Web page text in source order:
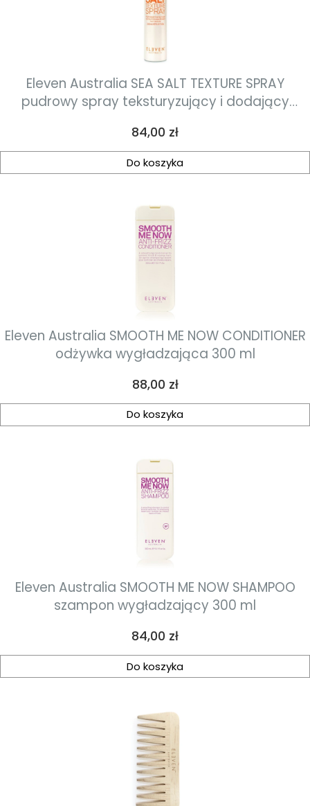
Eleven Australia SEA SALT TEXTURE SPRAY
pudrowy spray teksturyzujący i dodający
Cena
84,00 zł
Do koszyka
Eleven Australia SMOOTH ME NOW CONDITIONER
odżywka wygładzająca 300 ml
Cena
88,00 zł
Do koszyka
Eleven Australia SMOOTH ME NOW SHAMPOO
szampon wygładzający 300 ml
Cena
84,00 zł
Do koszyka